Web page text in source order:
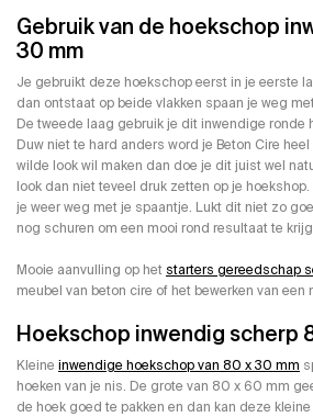
Gebruik van de hoekschop
30 mm
Je gebruikt deze hoekschop eerst in je eerste
dan ontstaat op beide vlakken spaan je weg
De tweede laag gebruik je dit inwendige ronde
Duw niet te hard anders word je Beton Cire
wilde look wil maken dan doe je dit juist wel
look dan niet teveel druk zetten op je
je weer weg met je spaantje. Lukt dit niet zo
nog schuren om een mooi rond resultaat te
Mooie aanvulling op het starters gereedschap
meubel van beton cire of het bewerken van een
Hoekschop inwendig scherp
Kleine inwendige hoekschop van 80 x 30 mm
hoeken van je nis. De grote van 80 x 60 mm
de hoek goed te pakken en dan kan deze